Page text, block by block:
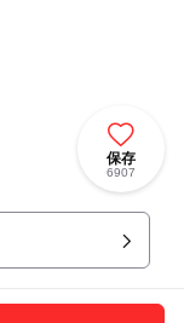
保存
6907